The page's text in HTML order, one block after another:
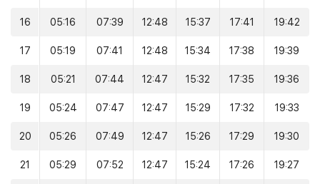
16 05:16 07:39 12:48 15:37 17:41 19:42
17 05:19 07:41 12:48 15:34 17:38 19:39
18 05:21 07:44 12:47 15:32 17:35 19:36
19 05:24 07:47 12:47 15:29 17:32 19:33
20 05:26 07:49 12:47 15:26 17:29 19:30
21 05:29 07:52 12:47 15:24 17:26 19:27